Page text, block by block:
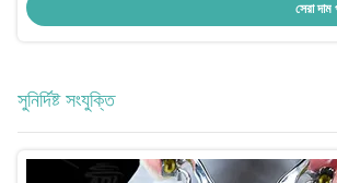
সেরা দাম
সুনির্দিষ্ট সংযুক্তি